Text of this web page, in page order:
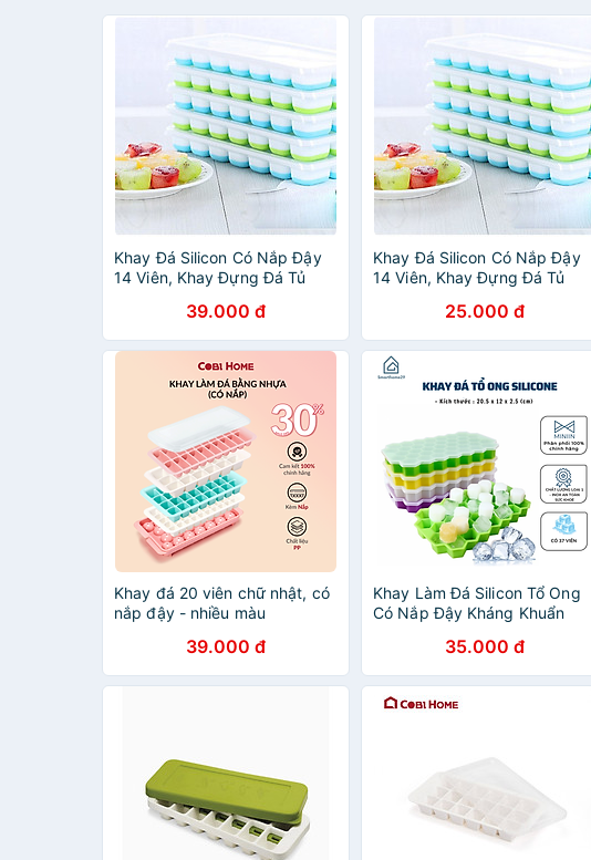
Khay Đá Silicon Có Nắp Đậy
14 Viên, Khay Đựng Đá Tủ
Quản Chống Mùi Tuyệt Đối-
Hàng Loại 1
39.000 đ
Khay Đá Silicon Có Nắp Đậy
14 Viên, Khay Đựng Đá Tủ
Quản Chống Mùi Tuyệt Đối-
Hàng Loại 1
25.000 đ
Khay đá 20 viên chữ nhật, có
nắp đậy - nhiều màu
39.000 đ
Khay Làm Đá Silicon Tổ Ong
Có Nắp Đậy Kháng Khuẩn
Làm Đá , Làm Thạch Cao Cấp
- HÀNG CHÍNH HÃNG MINIIN
35.000 đ